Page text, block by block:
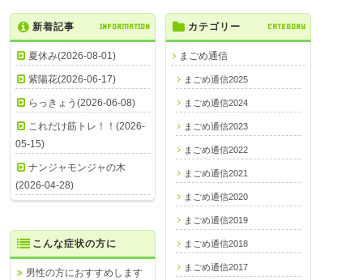
新着記事 INFORMATION
夏休み(2026-08-01)
紫陽花(2026-06-17)
らっきょう(2026-06-08)
これだけ筋トレ！！(2026-
05-15)
ナンジャモンジャの木
(2026-04-28)
カテゴリー CATEGORY
まごめ通信
まごめ通信2025
まごめ通信2024
まごめ通信2023
まごめ通信2022
まごめ通信2021
まごめ通信2020
まごめ通信2019
まごめ通信2018
まごめ通信2017
こんな症状の方に
男性の方におすすめします